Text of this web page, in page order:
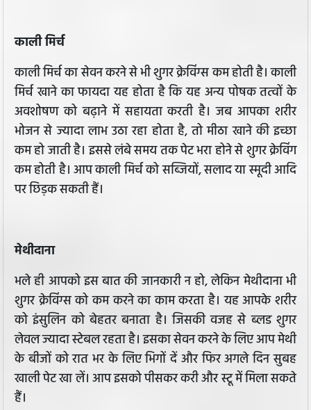
काली मिर्च
काली मिर्च का सेवन करने से भी शुगर क्रेविंग्स कम होती है। काली
मिर्च खाने का फायदा यह होता है कि यह अन्य पोषक तत्वों के
अवशोषण को बढ़ाने में सहायता करती है। जब आपका शरीर
भोजन से ज्यादा लाभ उठा रहा होता है, तो मीठा खाने की इच्छा
कम हो जाती है। इससे लंबे समय तक पेट भरा होने से शुगर क्रेविंग
कम होती है। आप काली मिर्च को सब्जियों, सलाद या स्मूदी आदि
पर छिड़क सकती हैं।
मेथीदाना
भले ही आपको इस बात की जानकारी न हो, लेकिन मेथीदाना भी
शुगर क्रेविंग्स को कम करने का काम करता है। यह आपके शरीर
को इंसुलिन को बेहतर बनाता है। जिसकी वजह से ब्लड शुगर
लेवल ज्यादा स्टेबल रहता है। इसका सेवन करने के लिए आप मेथी
के बीजों को रात भर के लिए भिगों दें और फिर अगले दिन सुबह
खाली पेट खा लें। आप इसको पीसकर करी और स्टू में मिला सकते
हैं।